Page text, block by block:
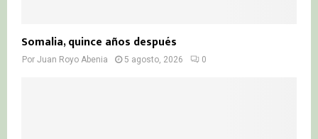
Somalia, quince años después
Por Juan Royo Abenia 5 agosto, 2026 0